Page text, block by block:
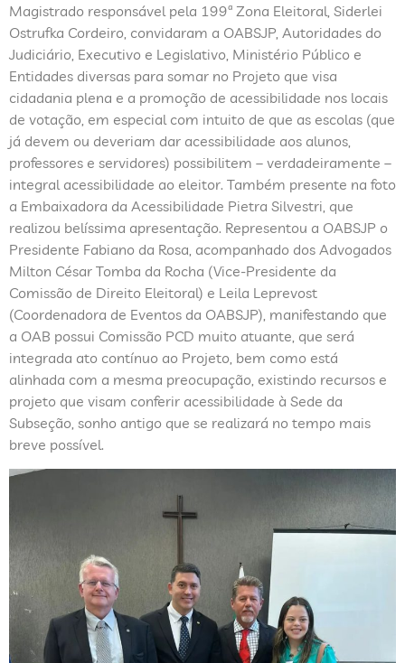
Magistrado responsável pela 199ª Zona Eleitoral, Siderlei
Ostrufka Cordeiro, convidaram a OABSJP, Autoridades do
Judiciário, Executivo e Legislativo, Ministério Público e
Entidades diversas para somar no Projeto que visa
cidadania plena e a promoção de acessibilidade nos locais
de votação, em especial com intuito de que as escolas (que
já devem ou deveriam dar acessibilidade aos alunos,
professores e servidores) possibilitem – verdadeiramente –
integral acessibilidade ao eleitor. Também presente na foto
a Embaixadora da Acessibilidade Pietra Silvestri, que
realizou belíssima apresentação. Representou a OABSJP o
Presidente Fabiano da Rosa, acompanhado dos Advogados
Milton César Tomba da Rocha (Vice-Presidente da
Comissão de Direito Eleitoral) e Leila Leprevost
(Coordenadora de Eventos da OABSJP), manifestando que
a OAB possui Comissão PCD muito atuante, que será
integrada ato contínuo ao Projeto, bem como está
alinhada com a mesma preocupação, existindo recursos e
projeto que visam conferir acessibilidade à Sede da
Subseção, sonho antigo que se realizará no tempo mais
breve possível.